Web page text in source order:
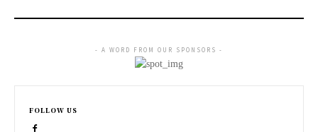
- A WORD FROM OUR SPONSORS -
FOLLOW US